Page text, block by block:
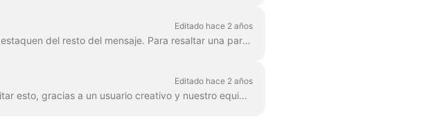
Editado hace 2 años
En Wave.video, puedes resaltar partes de tu texto para que destaquen del resto del mensaje. Para resaltar una parte del texto,...
Editado hace 2 años
Correcto. Sin embargo. Hemos encontrado una manera de evitar esto, gracias a un usuario creativo y nuestro equipo de soporte. Todo lo que necesitas hacer es crear un archivo vectorial/ima...